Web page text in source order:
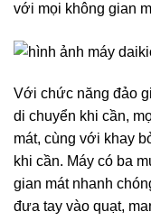
với mọi không gian
Với chức năng đảo
di chuyển khi cần,
mát, cùng với khay
khi cần. Máy có ba
gian mát nhanh
đưa tay vào quạt,